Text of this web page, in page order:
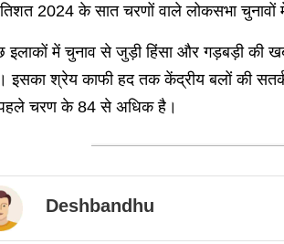
2024 के सात चरणों वाले लोकसभा
इलाकों में चुनाव से जुड़ी हिंसा और गड़बड़ी की
इसका श्रेय काफी हद तक केंद्रीय बलों की
चरण के 84 से अधिक है।
Deshbandhu